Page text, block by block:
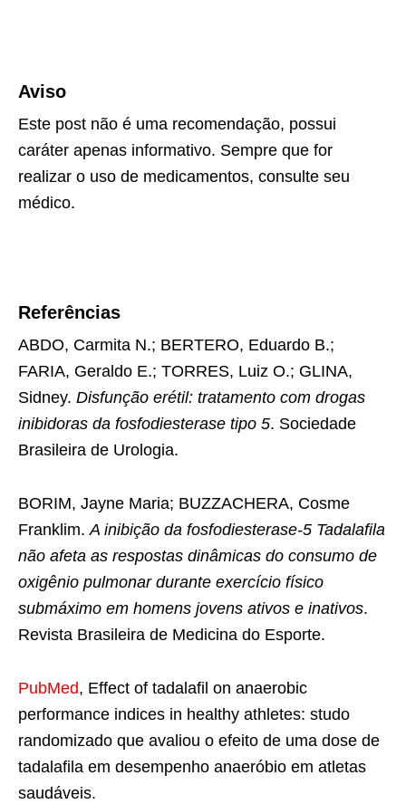
Aviso
Este post não é uma recomendação, possui
caráter apenas informativo. Sempre que for
realizar o uso de medicamentos, consulte seu
médico.
Referências
ABDO, Carmita N.; BERTERO, Eduardo B.;
FARIA, Geraldo E.; TORRES, Luiz O.; GLINA,
Sidney. Disfunção erétil: tratamento com drogas
inibidoras da fosfodiesterase tipo 5. Sociedade
Brasileira de Urologia.
BORIM, Jayne Maria; BUZZACHERA, Cosme
Franklim. A inibição da fosfodiesterase-5 Tadalafila
não afeta as respostas dinâmicas do consumo de
oxigênio pulmonar durante exercício físico
submáximo em homens jovens ativos e inativos.
Revista Brasileira de Medicina do Esporte.
PubMed, Effect of tadalafil on anaerobic
performance indices in healthy athletes: studo
randomizado que avaliou o efeito de uma dose de
tadalafila em desempenho anaeróbio em atletas
saudáveis.